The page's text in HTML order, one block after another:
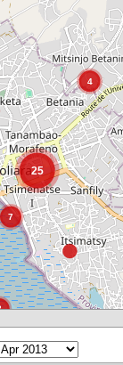
25
7
4